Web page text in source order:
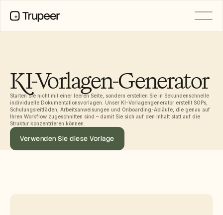
KI-Vorlagen-Generator
Starten Sie nicht mit einer leeren Seite, sondern erstellen Sie in Sekundenschnelle
individuelle Dokumentationsvorlagen. Unser KI-Vorlagengenerator erstellt SOPs,
Schulungsleitfäden, Arbeitsanweisungen und Onboarding-Abläufe, die genau auf
Ihren Workflow zugeschnitten sind – damit Sie sich auf den Inhalt statt auf die
Struktur konzentrieren können.
Verwenden Sie diese Vorlage
Übersetzung
Wissensdatenbank
KI-Avatare
Marken-Kits
Geteilte Seiten
KI-Bildschirmaufnahme